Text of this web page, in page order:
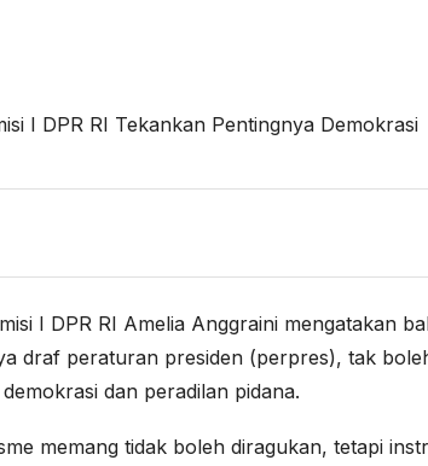
I DPR RI Amelia Anggraini mengatakan
draf peraturan presiden (perpres), tak
dan peradilan pidana.
memang tidak boleh diragukan, tetapi